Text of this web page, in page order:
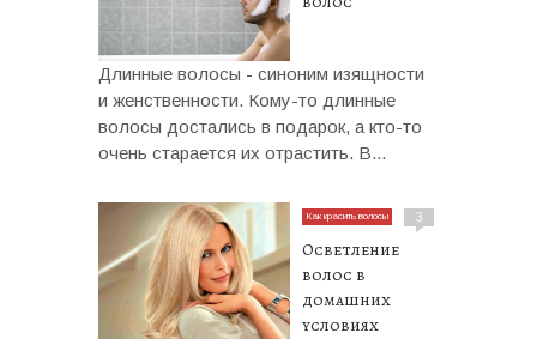
Длинные волосы - синоним изящности
и женственности. Кому-то длинные
волосы достались в подарок, а кто-то
очень старается их отрастить. В...
Как красить волосы 3
Осветление
волос в
домашних
условиях